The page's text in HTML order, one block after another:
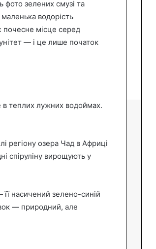
зелених смузі та
маленька водорість
почесне місце серед
— і це лише початок
в теплих лужних водоймах.
регіону озера Чад в Африці
спіруліну вирощують у
насичений зелено-синій
— природний, але